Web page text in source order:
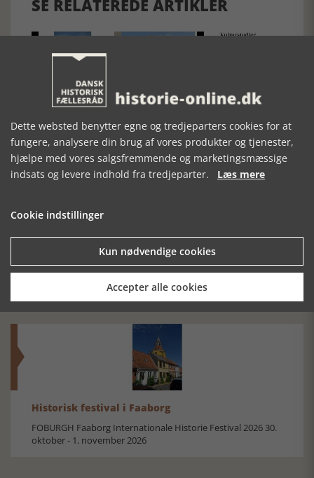
SE RELATEREDE ARTIKLER
SVAR PÅ REPLIK
NYE TIDER FOR
DE DANSKE
NYT NR. AF
KULTURSTUDIER
Den største samling af moselig i verden på Museum
Silkeborg Hovedgården
Historisk festival i Faaborg
FOBURGH Faaborg Internationale Historie Festival 2026 30.
oktober - 1. november 2026
Dette websted benytter egne og tredjeparters cookies for at
fungere, analysere din brug af vores produkter og tjenester,
hjælpe med vores salgsfremmende og marketingsmæssige
indsats og levere indhold fra tredjeparter. Læs mere
Cookie indstillinger
Kun nødvendige cookies
Accepter alle cookies